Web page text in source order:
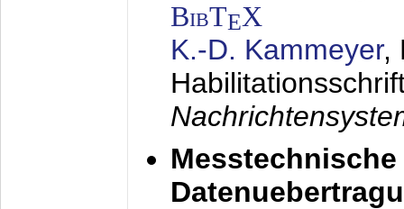
BibTEX
K.-D. Kammeyer,